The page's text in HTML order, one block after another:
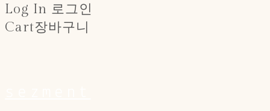
Log In 로그인
Cart장바구니